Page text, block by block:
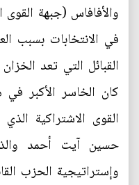
والأفافاس (جبهة القوى
في الانتخابات بسبب
القبائل التي تعد
كان الخاسر الأكبر
القوى الاشتراكية
حسين آيت أحمد
وإستراتيجية الحزب